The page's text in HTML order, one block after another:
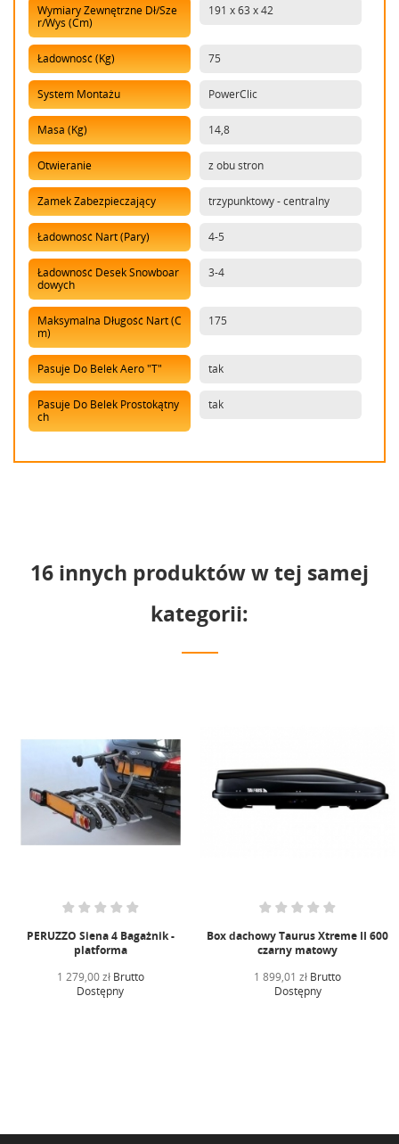
Wymiary Zewnętrzne Dł/sze
R/wys (cm)
191 x 63 x 42
Ładowność (kg) 75
System Montażu PowerClic
Masa (kg) 14,8
Otwieranie z obu stron
Zamek Zabezpieczający trzypunktowy - centralny
Ładowność Nart (pary) 4-5
Ładowność Desek Snowboar
Dowych
3-4
Maksymalna Długość Nart (c
M)
175
Pasuje Do Belek Aero "T" tak
Pasuje Do Belek Prostokątny
Ch
tak
16 innych produktów w tej samej
kategorii:
PERUZZO Siena 4 Bagażnik -
platforma
1 279,00 złBrutto
Dostępny
Box dachowy Taurus Xtreme II 600
czarny matowy
1 899,01 zł Brutto
Dostępny